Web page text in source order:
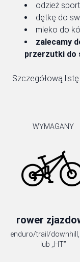
odzież
dętkę do
mleko do
zalecamy
przerzutki do
Szczegółową
WYMAGANY
rower
enduro/trail/downhill,
lub „HT”